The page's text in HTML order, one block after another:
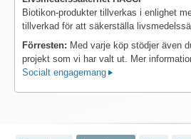
Biotikon-produkter tillverkas i enlighet
tillverkad för att säkerställa
Förresten: Med varje köp stödjer även
projekt som vi har valt ut. Mer
Socialt engagemang